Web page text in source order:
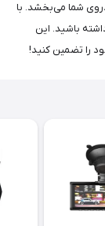
شما می‌بخشد. با
سفر داشته باشید. این
را تضمین کنید!